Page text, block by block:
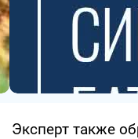
Эксперт также